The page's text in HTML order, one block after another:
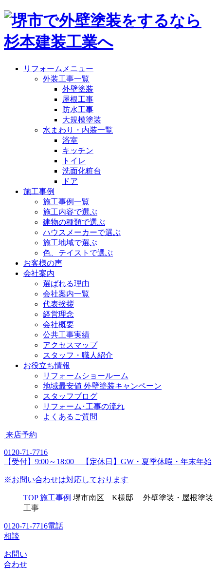
リフォームメニュー
外装工事一覧
外壁塗装
屋根工事
防水工事
大規模塗装
水まわり・内装一覧
浴室
キッチン
トイレ
洗面化粧台
ドア
施工事例
施工事例一覧
施工内容で選ぶ
建物の種類で選ぶ
ハウスメーカーで選ぶ
施工地域で選ぶ
色、テイストで選ぶ
お客様の声
会社案内
選ばれる理由
会社案内一覧
代表挨拶
経営理念
会社概要
公共工事実績
アクセスマップ
スタッフ・職人紹介
お役立ち情報
リフォームショールーム
地域最安値 外壁塗装キャンペーン
スタッフブログ
リフォーム･工事の流れ
よくあるご質問
来店予約
0120-71-7716
【受付】9:00～18:00 【定休日】GW・夏季休暇・年末年始
※お問い合わせは対応しております
TOP 施工事例 堺市南区 K様邸 外壁塗装・屋根塗装
工事
0120-71-7716電話
相談
お問い
合わせ